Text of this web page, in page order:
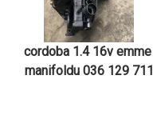
cordoba 1.4 16v emme
manifoldu 036 129 711